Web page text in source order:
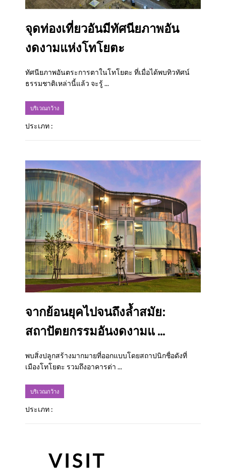
จุดท่องเที่ยวอันมีทัศนียภาพอัน
งดงามแห่งโทโยตะ
ทัศนียภาพอันตระการตาในโทโยตะ ที่เมื่อได้พบทิวทัศน์
ธรรมชาติเหล่านี้แล้ว จะรู้ ...
บริเวณกว้าง
ประเภท :
จากย้อนยุคไปจนถึงล้ำสมัย:
สถาปัตยกรรมอันงดงามแ ...
พบสิ่งปลูกสร้างมากมายที่ออกแบบโดยสถาปนิกชื่อดังที่
เมืองโทโยตะ รวมถึงอาคารต่า ...
บริเวณกว้าง
ประเภท :